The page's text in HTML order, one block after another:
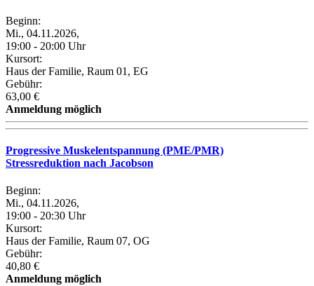
Beginn:
Mi., 04.11.2026,
19:00 - 20:00 Uhr
Kursort:
Haus der Familie, Raum 01, EG
Gebühr:
63,00 €
Anmeldung möglich
Progressive Muskelentspannung (PME/PMR)
Stressreduktion nach Jacobson
Beginn:
Mi., 04.11.2026,
19:00 - 20:30 Uhr
Kursort:
Haus der Familie, Raum 07, OG
Gebühr:
40,80 €
Anmeldung möglich